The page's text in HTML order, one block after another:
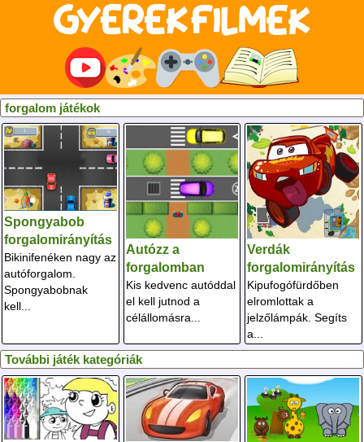
forgalom játékok
Spongyabob
forgalomirányítás
Bikinifenéken nagy az
autóforgalom.
Spongyabobnak
kell...
Autózz a
forgalomban
Kis kedvenc autóddal
el kell jutnod a
célállomásra...
Verdák
forgalomirányítás
Kipufogófürdőben
elromlottak a
jelzőlámpák. Segíts
a...
További játék kategóriák